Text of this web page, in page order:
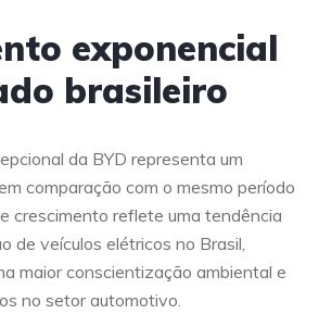
exponencial
brasileiro
da BYD representa um
comparação com o mesmo período
crescimento reflete uma tendência
de veículos elétricos no Brasil,
maior conscientização ambiental e
no setor automotivo.